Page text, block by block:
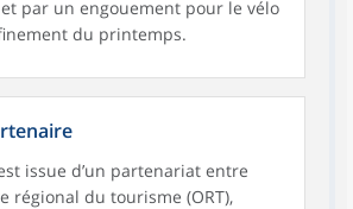
et par un engouement pour le vélo
du printemps.
issue d’un partenariat entre
régional du tourisme (ORT),